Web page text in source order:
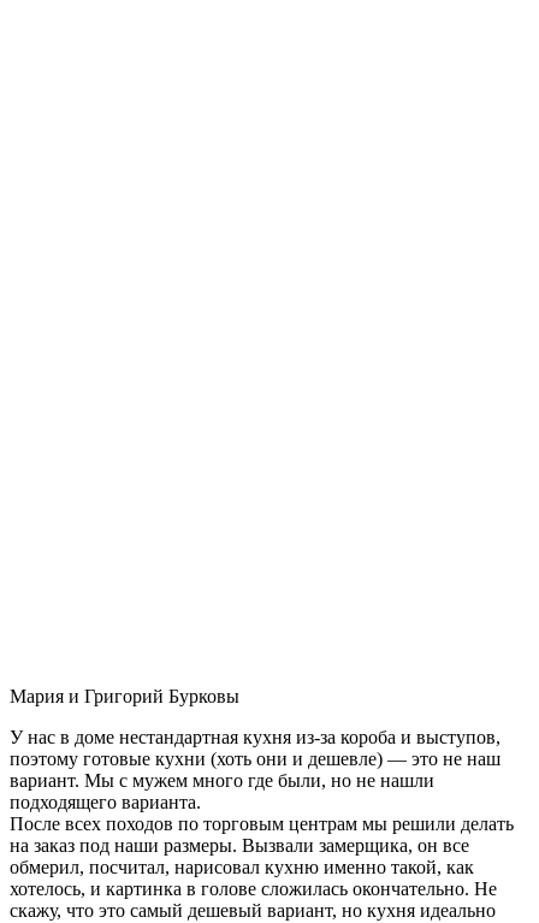
Мария и Григорий Бурковы
У нас в доме нестандартная кухня из-за короба и выступов,
поэтому готовые кухни (хоть они и дешевле) — это не наш
вариант. Мы с мужем много где были, но не нашли
подходящего варианта.
После всех походов по торговым центрам мы решили делать
на заказ под наши размеры. Вызвали замерщика, он все
обмерил, посчитал, нарисовал кухню именно такой, как
хотелось, и картинка в голове сложилась окончательно. Не
скажу, что это самый дешевый вариант, но кухня идеально